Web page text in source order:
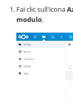
Fai clic sull'icona
modulo.